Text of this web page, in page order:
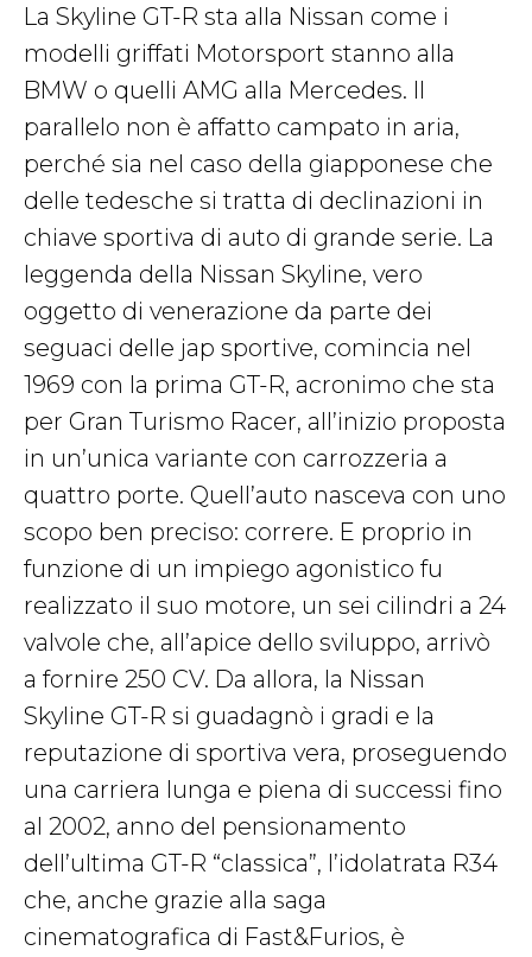
La Skyline GT-R sta alla Nissan come i
modelli griffati Motorsport stanno alla
BMW o quelli AMG alla Mercedes. Il
parallelo non è affatto campato in aria,
perché sia nel caso della giapponese che
delle tedesche si tratta di declinazioni in
chiave sportiva di auto di grande serie. La
leggenda della Nissan Skyline, vero
oggetto di venerazione da parte dei
seguaci delle jap sportive, comincia nel
1969 con la prima GT-R, acronimo che sta
per Gran Turismo Racer, all’inizio proposta
in un’unica variante con carrozzeria a
quattro porte. Quell’auto nasceva con uno
scopo ben preciso: correre. E proprio in
funzione di un impiego agonistico fu
realizzato il suo motore, un sei cilindri a 24
valvole che, all’apice dello sviluppo, arrivò
a fornire 250 CV. Da allora, la Nissan
Skyline GT-R si guadagnò i gradi e la
reputazione di sportiva vera, proseguendo
una carriera lunga e piena di successi fino
al 2002, anno del pensionamento
dell’ultima GT-R “classica”, l’idolatrata R34
che, anche grazie alla saga
cinematografica di Fast&Furios, è